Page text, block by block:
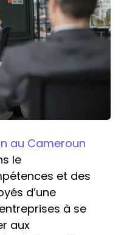
au Cameroun
le
et des
d’une
à se
aux